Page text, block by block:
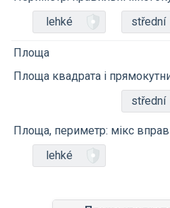
lehké
střední
Площа
Площа квадрата і
střední
Площа, периметр: мікс вправ
lehké